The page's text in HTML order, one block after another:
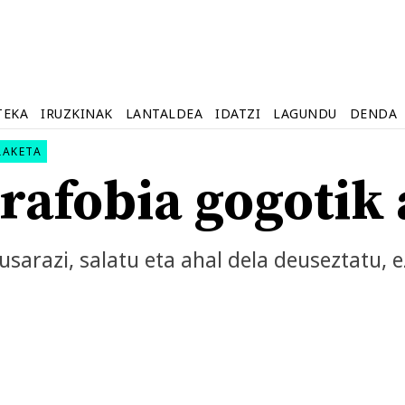
IRUZKINAK LANTALDEA IDATZI LAGUNDU DENDA
gogotik
salatu eta ahal dela deuseztatu,